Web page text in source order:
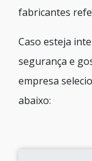
fabricantes
Caso esteja
segurança e
empresa
abaixo: